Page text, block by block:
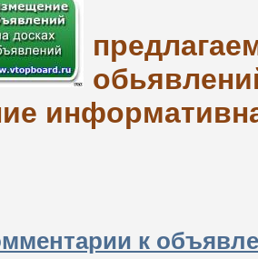
к